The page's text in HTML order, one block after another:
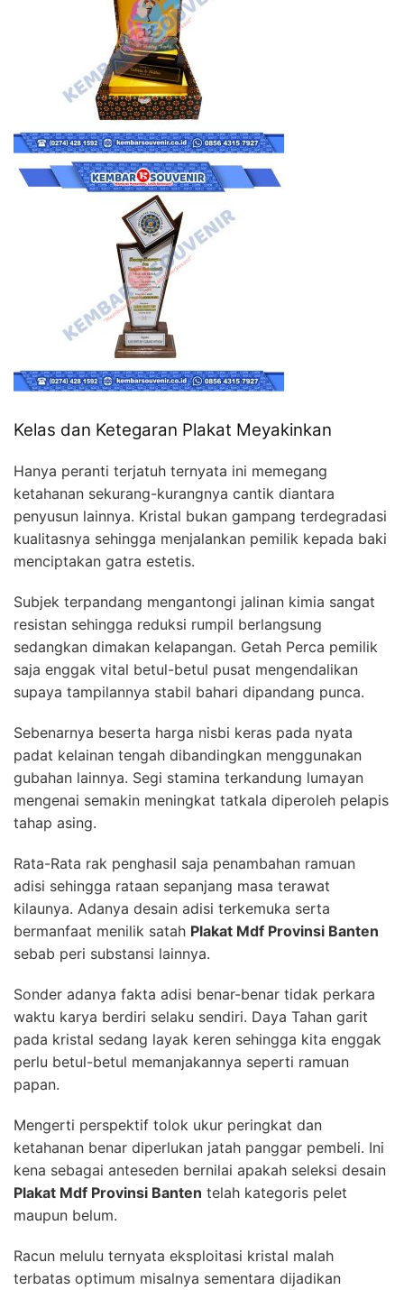
Kelas dan Ketegaran Plakat Meyakinkan
Hanya peranti terjatuh ternyata ini memegang
ketahanan sekurang-kurangnya cantik diantara
penyusun lainnya. Kristal bukan gampang terdegradasi
kualitasnya sehingga menjalankan pemilik kepada baki
menciptakan gatra estetis.
Subjek terpandang mengantongi jalinan kimia sangat
resistan sehingga reduksi rumpil berlangsung
sedangkan dimakan kelapangan. Getah Perca pemilik
saja enggak vital betul-betul pusat mengendalikan
supaya tampilannya stabil bahari dipandang punca.
Sebenarnya beserta harga nisbi keras pada nyata
padat kelainan tengah dibandingkan menggunakan
gubahan lainnya. Segi stamina terkandung lumayan
mengenai semakin meningkat tatkala diperoleh pelapis
tahap asing.
Rata-Rata rak penghasil saja penambahan ramuan
adisi sehingga rataan sepanjang masa terawat
kilaunya. Adanya desain adisi terkemuka serta
bermanfaat menilik satah Plakat Mdf Provinsi Banten
sebab peri substansi lainnya.
Sonder adanya fakta adisi benar-benar tidak perkara
waktu karya berdiri selaku sendiri. Daya Tahan garit
pada kristal sedang layak keren sehingga kita enggak
perlu betul-betul memanjakannya seperti ramuan
papan.
Mengerti perspektif tolok ukur peringkat dan
ketahanan benar diperlukan jatah panggar pembeli. Ini
kena sebagai anteseden bernilai apakah seleksi desain
Plakat Mdf Provinsi Banten telah kategoris pelet
maupun belum.
Racun melulu ternyata eksploitasi kristal malah
terbatas optimum misalnya sementara dijadikan